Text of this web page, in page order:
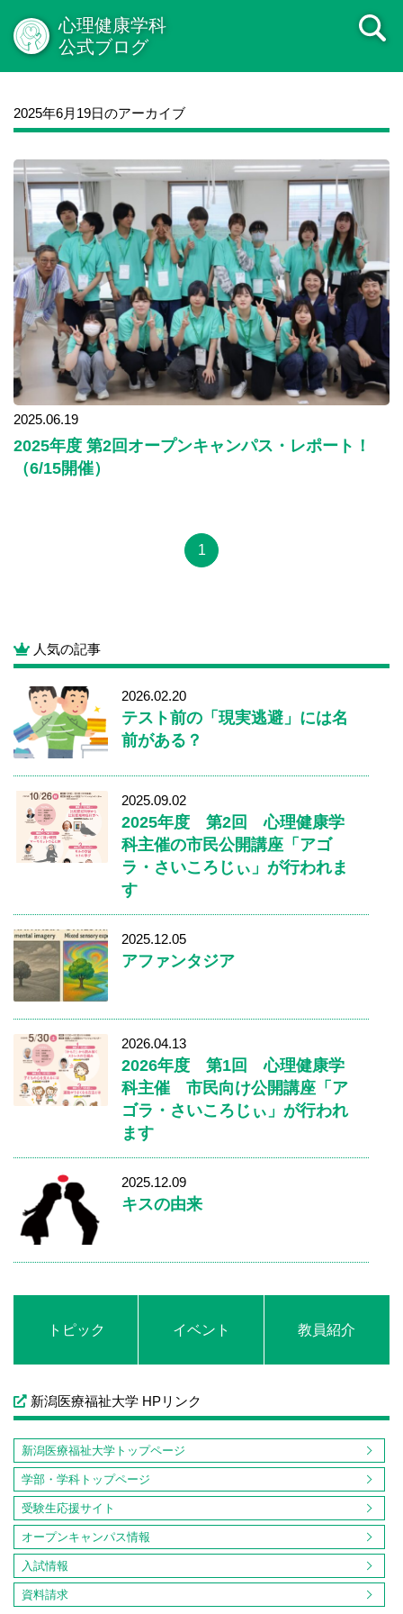
心理健康学科
公式ブログ
2025年6月19日のアーカイブ
2025.06.19
2025年度 第2回オープンキャンパス・レポート！
（6/15開催）
1
人気の記事
2026.02.20
テスト前の「現実逃避」には名
前がある？
2025.09.02
2025年度 第2回 心理健康学
科主催の市民公開講座「アゴ
ラ・さいころじぃ」が行われま
す
2025.12.05
アファンタジア
2026.04.13
2026年度 第1回 心理健康学
科主催 市民向け公開講座「ア
ゴラ・さいころじぃ」が行われ
ます
2025.12.09
キスの由来
トピック イベント 教員紹介
新潟医療福祉大学 HPリンク
新潟医療福祉大学トップページ
学部・学科トップページ
受験生応援サイト
オープンキャンパス情報
入試情報
資料請求